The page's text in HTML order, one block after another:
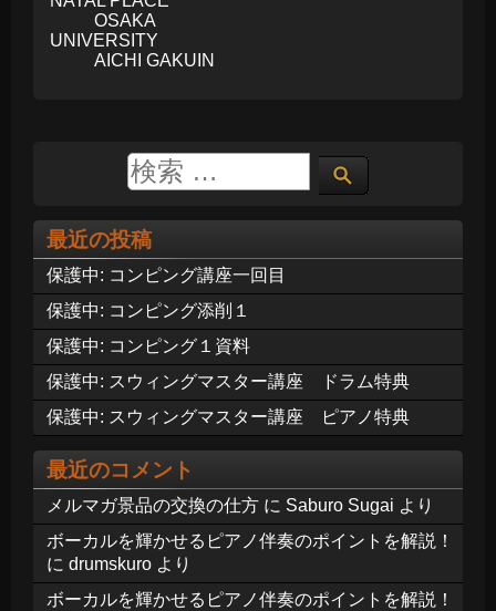
OSAKA
UNIVERSITY
AICHI GAKUIN
最近の投稿
保護中: コンピング講座一回目
保護中: コンピング添削１
保護中: コンピング１資料
保護中: スウィングマスター講座 ドラム特典
保護中: スウィングマスター講座 ピアノ特典
最近のコメント
メルマガ景品の交換の仕方 に Saburo Sugai より
ボーカルを輝かせるピアノ伴奏のポイントを解説！
に drumskuro より
ボーカルを輝かせるピアノ伴奏のポイントを解説！